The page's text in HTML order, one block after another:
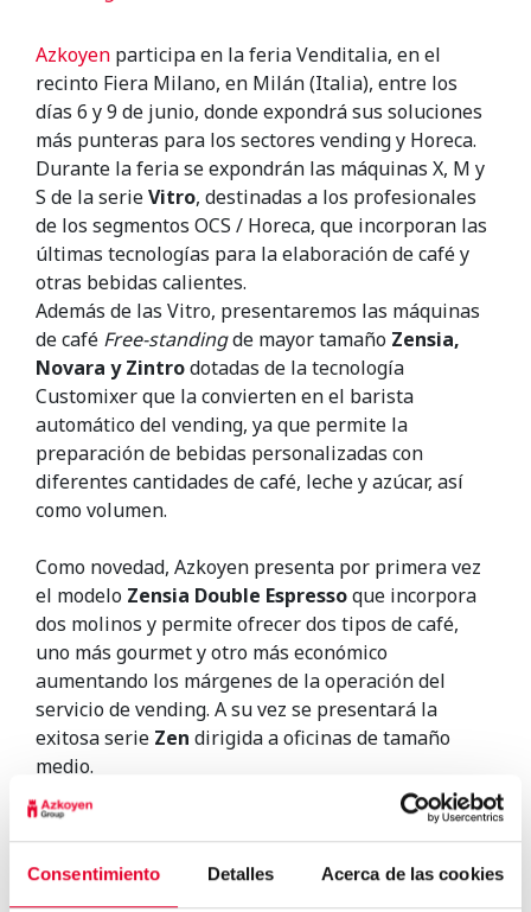
Consentimiento Detalles Acerca de las cookies
Azkoyen participa en la feria Venditalia, en el
recinto Fiera Milano, en Milán (Italia), entre los
días 6 y 9 de junio, donde expondrá sus soluciones
más punteras para los sectores vending y Horeca.
Durante la feria se expondrán las máquinas X, M y
S de la serieVitro, destinadas a los profesionales
de los segmentos OCS / Horeca, que incorporan las
últimas tecnologías para la elaboración de café y
otras bebidas calientes.
Además de las Vitro, presentaremos las máquinas
de café Free-standingde mayor tamaño Zensia,
Novara y Zintrodotadas de la tecnología
Customixer que la convierten en el barista
automático del vending, ya que permite la
preparación de bebidas personalizadas con
diferentes cantidades de café, leche y azúcar, así
como volumen.
Como novedad, Azkoyen presenta por primera vez
el modelo Zensia Double Espressoque incorpora
dos molinos y permite ofrecer dos tipos de café,
uno más gourmet y otro más económico
aumentando los márgenes de la operación del
servicio de vending. A su vez se presentará la
exitosa serie Zen dirigida a oficinas de tamaño
medio.
Finalmente, también expondráemos la versátil
serie
snacks, con precios